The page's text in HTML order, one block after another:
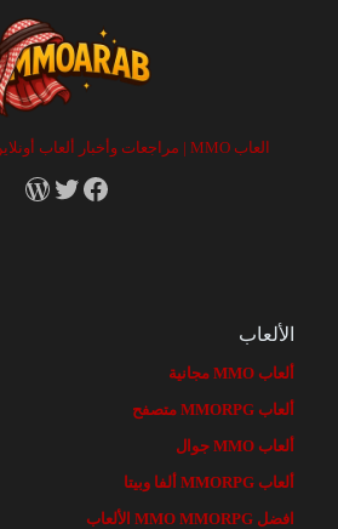
العاب MMO | مراجعات وأخبار ألعاب أونلاين وMMORPG العربية
Facebook
X
RSS
الألعاب
ألعاب MMO مجانية
ألعاب MMORPG متصفح
ألعاب MMO جوال
ألعاب MMORPG ألفا وبيتا
افضل MMO MMORPG الألعاب